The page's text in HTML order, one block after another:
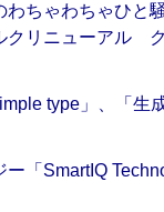
わちゃわちゃひと
クリニューアル
type」、「
ー「SmartIQ